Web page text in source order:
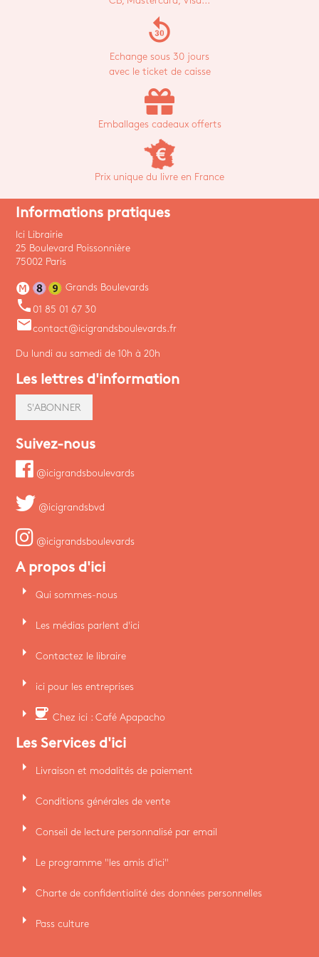
replay_30
Echange sous 30 jours
avec le ticket de caisse
Emballages cadeaux offerts
Prix unique du livre en France
Informations pratiques
Ici Librairie
25 Boulevard Poissonnière
75002 Paris
Grands Boulevards
phone 01 85 01 67 30
emailcontact@icigrandsboulevards.fr
Du lundi au samedi de 10h à 20h
Les lettres d'information
S'ABONNER
Suivez-nous
@icigrandsboulevards
@icigrandsbvd
@icigrandsboulevards
A propos d'ici
arrow_right Qui sommes-nous
arrow_right Les médias parlent d'ici
arrow_right Contactez le libraire
arrow_right ici pour les entreprises
arrow_right coffee Chez ici : Café Apapacho
Les Services d'ici
arrow_right Livraison et modalités de paiement
arrow_right Conditions générales de vente
arrow_right Conseil de lecture personnalisé par email
arrow_right Le programme "les amis d'ici"
arrow_right Charte de confidentialité des données personnelles
arrow_right Pass culture